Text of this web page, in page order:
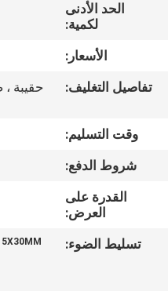
مراقبة
الجودة
اتصل
اقتباس
الحد الأدنى
لكمية:
الأسعار:
تفاصيل التغليف:
حقيبة
وقت التسليم:
شروط الدفع:
القدرة على
العرض:
تسليط الضوء: